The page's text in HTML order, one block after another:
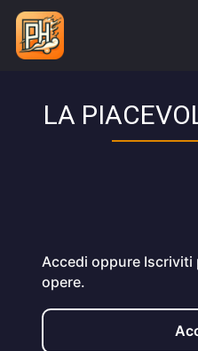
LA
Accedi oppure Iscriviti
opere.